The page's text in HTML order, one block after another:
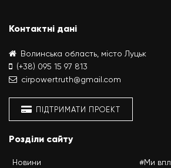
Контактні дані
Волинська область, місто Луцьк
(+38) 095 15 97 813
cirpowertruth@gmail.com
ПІДТРИМАТИ ПРОЕКТ
Розділи сайту
Новини
#Ми